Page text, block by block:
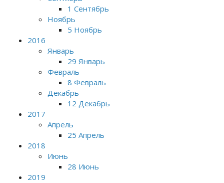
1 Сентябрь
Ноябрь
5 Ноябрь
2016
Январь
29 Январь
Февраль
8 Февраль
Декабрь
12 Декабрь
2017
Апрель
25 Апрель
2018
Июнь
28 Июнь
2019